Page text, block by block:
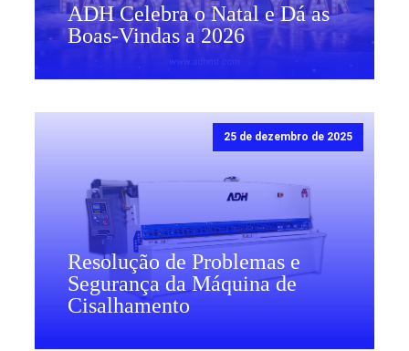
ADH Celebra o Natal e Dá as
Boas-Vindas a 2026
25 de dezembro de 2025
Resolução de Problemas e
Segurança da Máquina de
Cisalhamento